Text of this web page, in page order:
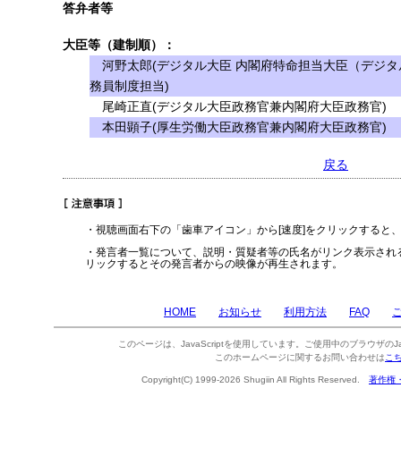
答弁者等
大臣等（建制順）：
河野太郎(デジタル大臣 内閣府特命担当大臣（デジ
務員制度担当)
尾崎正直(デジタル大臣政務官兼内閣府大臣政務官)
本田顕子(厚生労働大臣政務官兼内閣府大臣政務官)
戻る
・視聴画面右下の「歯車アイコン」から[速度]をクリックすると
・発言者一覧について、説明・質疑者等の氏名がリンク表示さ
リックするとその発言者からの映像が再生されます。
HOME お知らせ 利用方法 FAQ
このページは、JavaScriptを使用しています。ご使用中のブラウザの
このホームページに関するお問い合わせは こ
Copyright(C) 1999-2026 Shugiin All Rights Reserved. 著作権